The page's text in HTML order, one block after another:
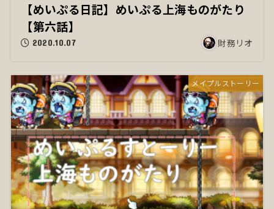
【めいぷる日記】めいぷる上海ものがたり
【第六話】
2020.10.07 財務リオ
メイプルストーリー